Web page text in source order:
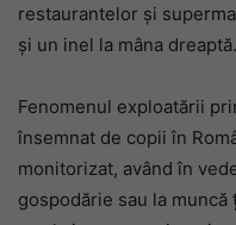
restaurantelor și
și un inel la mâna
Fenomenul exploatării
însemnat de copii în
monitorizat, având în
gospodărie sau la muncă